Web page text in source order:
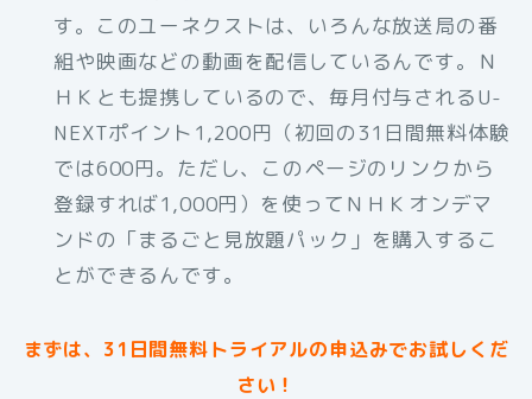
す。このユーネクストは、いろんな放送局の番
組や映画などの動画を配信しているんです。Ｎ
ＨＫとも提携しているので、毎月付与されるU-
NEXTポイント1,200円（初回の31日間無料体験
では600円。ただし、このページのリンクから
登録すれば1,000円）を使ってＮＨＫオンデマ
ンドの「まるごと見放題パック」を購入するこ
とができるんです。
まずは、31日間無料トライアルの申込みでお試しくだ
さい！